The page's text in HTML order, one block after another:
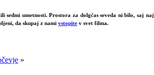
sedmi umetnosti. Prostora za dolgčas seveda ni bilo, saj
da skupaj z nami vstopite v svet filma.
»